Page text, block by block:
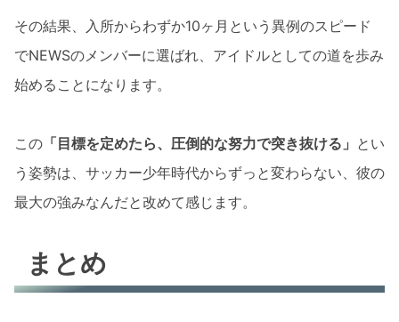
その結果、入所からわずか10ヶ月という異例のスピード
でNEWSのメンバーに選ばれ、アイドルとしての道を歩み
始めることになります。
この 「目標を定めたら、圧倒的な努力で突き抜ける」 とい
う姿勢は、サッカー少年時代からずっと変わらない、彼の
最大の強みなんだと改めて感じます。
まとめ